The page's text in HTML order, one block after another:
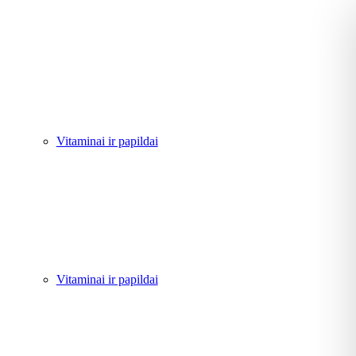
Vitaminai ir papildai
Vitaminai ir papildai